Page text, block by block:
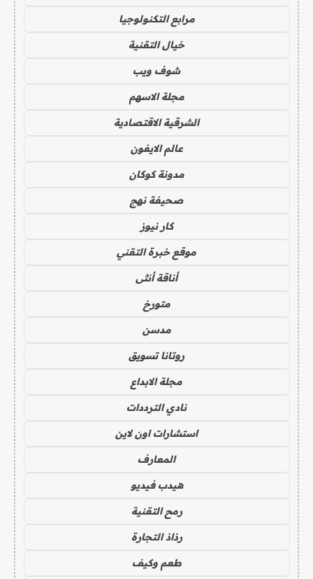
مرابع التكنولوجيا
خيال التقنية
شوف ويب
مجلة الاسهم
الشرقية الاقتصادية
عالم الايفون
مدونة كوكان
صحيفة نهج
كار نيوز
موقع خبرة التقني
أناقة أنثى
متورخ
مدسن
روتانا تسويق
مجلة الابداع
نادي الترددات
استشارات اون لاين
المعارف
هيدب فيديو
رمح التقنية
رذاذ التجارة
طعم وكيف